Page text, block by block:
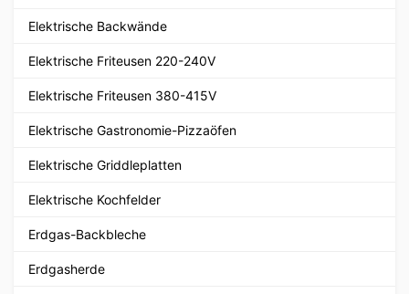
Elektrische Backwände
Elektrische Friteusen 220-240V
Elektrische Friteusen 380-415V
Elektrische Gastronomie-Pizzaöfen
Elektrische Griddleplatten
Elektrische Kochfelder
Erdgas-Backbleche
Erdgasherde